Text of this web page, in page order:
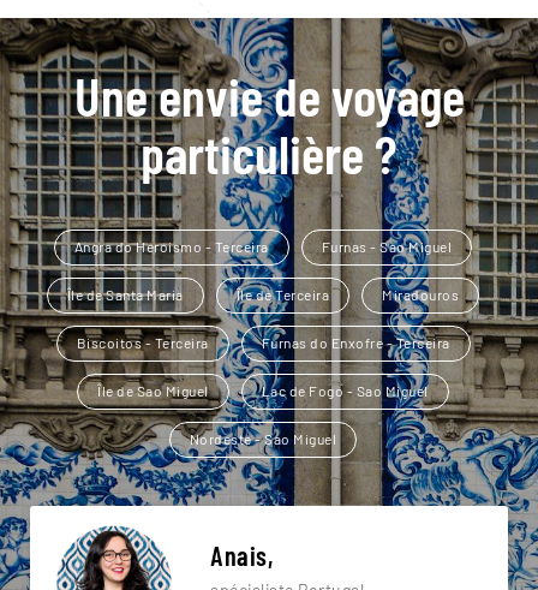
Une envie de voyage
particulière ?
Angra do Heroismo - Terceira Furnas - Sao Miguel
Île de Santa Maria Île de Terceira Miradouros
Biscoitos - Terceira Furnas do Enxofre - Terceira
Île de Sao Miguel Lac de Fogo - Sao Miguel
Nordeste - Sao Miguel
Anais,